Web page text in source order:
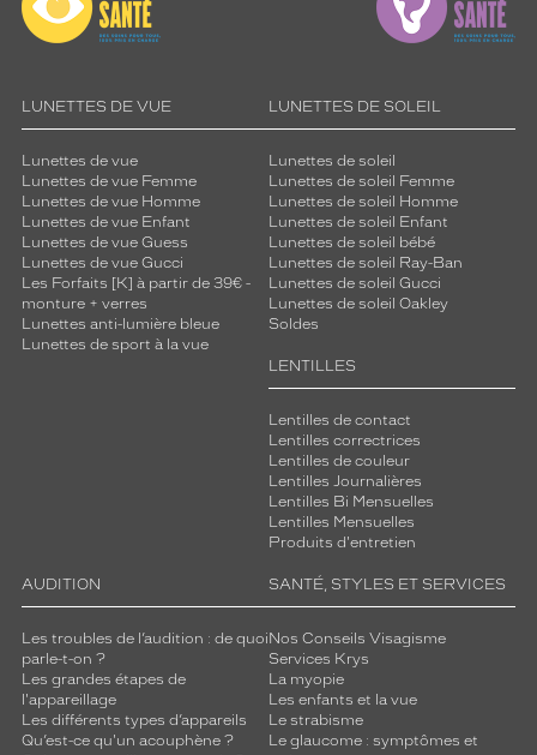
LUNETTES DE VUE
Lunettes de vue
Lunettes de vue Femme
Lunettes de vue Homme
Lunettes de vue Enfant
Lunettes de vue Guess
Lunettes de vue Gucci
Les Forfaits [K] à partir de 39€ -
monture + verres
Lunettes anti-lumière bleue
Lunettes de sport à la vue
LUNETTES DE SOLEIL
Lunettes de soleil
Lunettes de soleil Femme
Lunettes de soleil Homme
Lunettes de soleil Enfant
Lunettes de soleil bébé
Lunettes de soleil Ray-Ban
Lunettes de soleil Gucci
Lunettes de soleil Oakley
Soldes
LENTILLES
Lentilles de contact
Lentilles correctrices
Lentilles de couleur
Lentilles Journalières
Lentilles Bi Mensuelles
Lentilles Mensuelles
Produits d'entretien
AUDITION
Les troubles de l’audition : de quoi
parle-t-on ?
Les grandes étapes de
l'appareillage
Les différents types d’appareils
Qu’est-ce qu'un acouphène ?
SANTÉ, STYLES ET SERVICES
Nos Conseils Visagisme
Services Krys
La myopie
Les enfants et la vue
Le strabisme
Le glaucome : symptômes et